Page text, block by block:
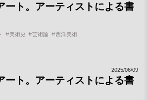
ート。アーティストによる書
#美術史 #芸術論 #西洋美術
ート。アーティストによる書
2025/06/09